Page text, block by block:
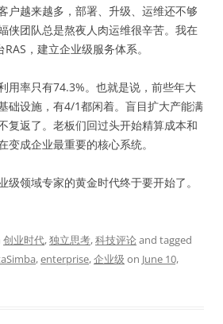
户越来越多，部署、升级、运维还不够
侠团队总是熬夜人肉运维很辛苦。我在
，建立企业级服务体系。
率只有74.3%。也就是说，前些年大
础设施，有4/1都闲着。盲目扩大产能满
复返了。老板们回过头开始精算成本和
变成企业最重要的核心系统。
领域专家的黄金时代终于要开始了。
创业时代,独立思考,科技评论and tagged
,enterprise,企业级 on June 10,